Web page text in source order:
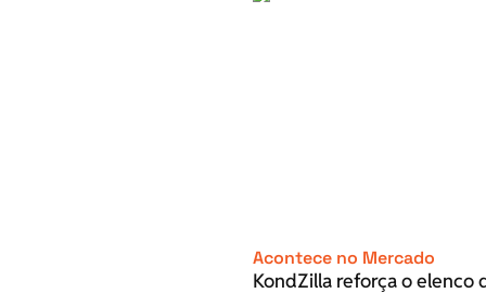
Acontece no Mercado
KondZilla reforça o elenco